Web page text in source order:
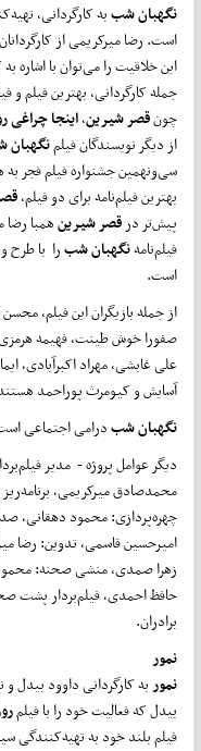
نگهبانشببه کارگردانی،
است. رضا میرکریمی از
جمله کارگردانی، بهترین فیلم و
چونقصر شیرین،اینجاچراغی
از دیگر نویسندگان فیلمنگهبان
سی‌ونهمین جشنواره فیلم فجر
بهترین فیلم‌نامه برای دو فیلم،
پیش‌تر در قصر شیرینهمبا رضا
فیلم‌نامهنگهبانشبرا با طرح و
است.
از جمله بازیگران این فیلم، محسن
صفورا خوش طینت، فهیمه
علی غابشی، مهراد اکبرآبادی،
آسایش و کیومرث پوراحمد هستند.
نگهبان شبدرامی اجتماعی است
دیگر عوامل پروژه - مدیر
محمدصادق میرکریمی،
چهره‌پردازی: محمود دهقانی،
امیرحسین قاسمی، تدوین: رضا
زهرا صمدی، منشی صحنه:
حافظ احمدی، فیلم‌بردار پشت
برادران.
نمور
نموربه کارگردانی داوود بیدل
بیدل که فعالیت خود را با فیلم
فیلم بلند خود به تهیه‌کنندگی